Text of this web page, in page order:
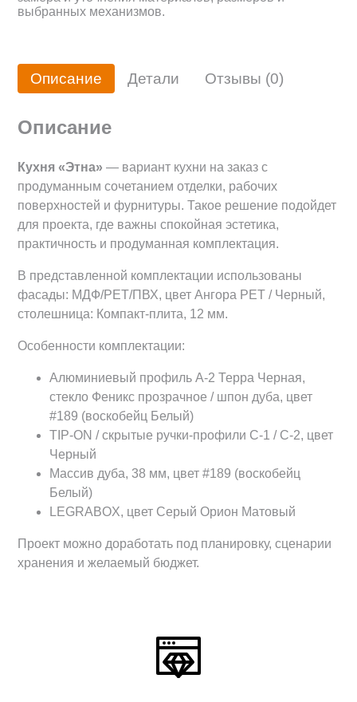
выбранных механизмов.
Описание Детали Отзывы (0)
Описание
Кухня «Этна»— вариант кухни на заказ с
продуманным сочетанием отделки, рабочих
поверхностей и фурнитуры. Такое решение подойдет
для проекта, где важны спокойная эстетика,
практичность и продуманная комплектация.
В представленной комплектации использованы
фасады: МДФ/PET/ПВХ, цвет Ангора PET / Черный,
столешница: Компакт-плита, 12 мм.
Особенности комплектации:
Алюминиевый профиль А-2 Терра Черная,
стекло Феникс прозрачное / шпон дуба, цвет
#189 (воскобейц Белый)
TIP-ON / скрытые ручки-профили С-1 / С-2, цвет
Черный
Массив дуба, 38 мм, цвет #189 (воскобейц
Белый)
LEGRABOX, цвет Серый Орион Матовый
Проект можно доработать под планировку, сценарии
хранения и желаемый бюджет.